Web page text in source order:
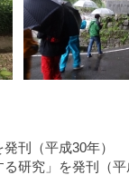
刊（平成30年）
る研究」を発刊（